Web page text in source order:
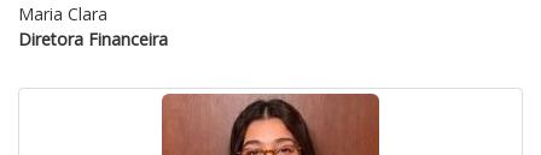
Maria Clara
Diretora Financeira